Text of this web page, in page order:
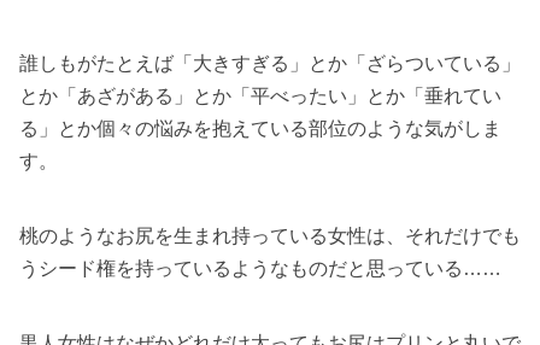
誰しもがたとえば「大きすぎる」とか「ざらついている」
とか「あざがある」とか「平べったい」とか「垂れてい
る」とか個々の悩みを抱えている部位のような気がしま
す。
桃のようなお尻を生まれ持っている女性は、それだけでも
うシード権を持っているようなものだと思っている……